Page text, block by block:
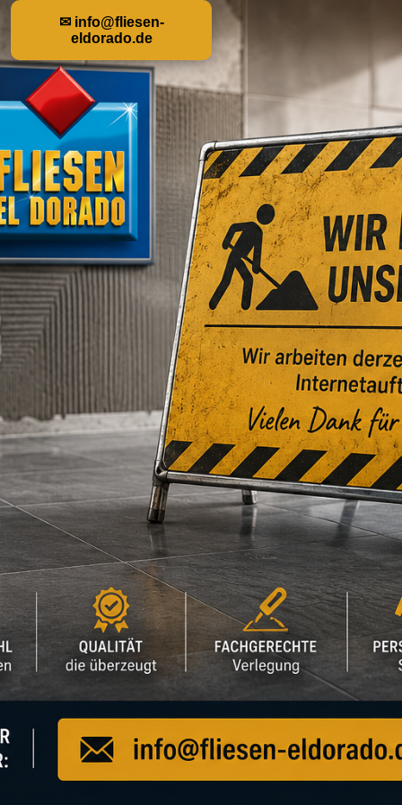
✉ info@fliesen-
eldorado.de